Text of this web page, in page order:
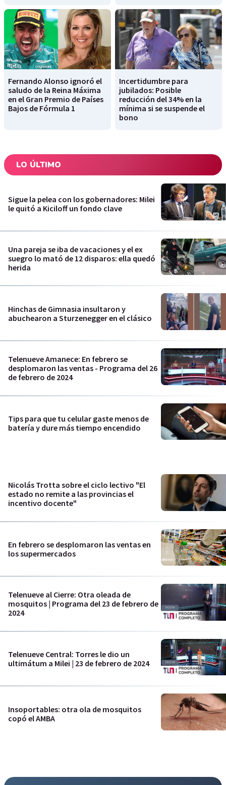
Fernando Alonso ignoró el
saludo de la Reina Máxima
en el Gran Premio de Países
Bajos de Fórmula 1
Incertidumbre para
jubilados: Posible
reducción del 34% en la
mínima si se suspende el
bono
LO ÚLTIMO
Sigue la pelea con los gobernadores: Milei
le quitó a Kiciloff un fondo clave
Una pareja se iba de vacaciones y el ex
suegro lo mató de 12 disparos: ella quedó
herida
Hinchas de Gimnasia insultaron y
abuchearon a Sturzenegger en el clásico
Telenueve Amanece: En febrero se
desplomaron las ventas - Programa del 26
de febrero de 2024
Tips para que tu celular gaste menos de
batería y dure más tiempo encendido
Nicolás Trotta sobre el ciclo lectivo "El
estado no remite a las provincias el
incentivo docente"
En febrero se desplomaron las ventas en
los supermercados
Telenueve al Cierre: Otra oleada de
mosquitos | Programa del 23 de febrero de
2024
Telenueve Central: Torres le dio un
ultimátum a Milei | 23 de febrero de 2024
Insoportables: otra ola de mosquitos
copó el AMBA